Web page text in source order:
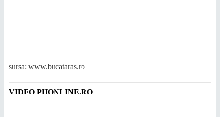
sursa: www.bucataras.ro
VIDEO PHONLINE.RO